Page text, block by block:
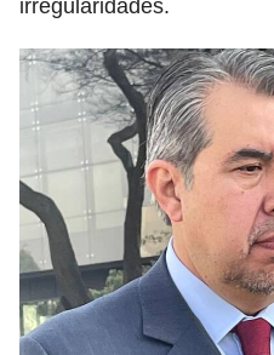
irregularidades.